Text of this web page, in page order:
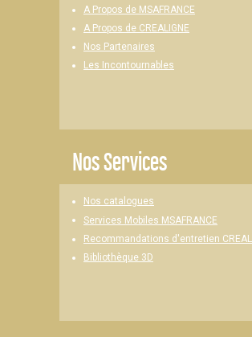
A Propos de MSAFRANCE
A Propos de CREALIGNE
Nos Partenaires
Les Incontournables
Nos Services
Nos catalogues
Services Mobiles MSAFRANCE
Recommandations d'entretien
Bibliothèque 3D